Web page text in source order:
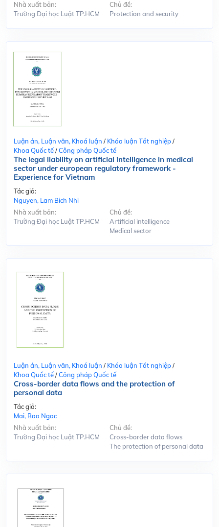
Nhà xuất bản:
Trường Đại học Luật TP.HCM
Chủ đề:
Protection and security
Luận án, Luận văn, Khoá luận / Khóa luận Tốt nghiệp/
Khoa Quốc tế/Công pháp Quốc tế
The legal liability on artificial intelligence in medical
sector under european regulatory framework -
Experience for Vietnam
Tác giả:
Nguyen, Lam Bich Nhi
Nhà xuất bản:
Trường Đại học Luật TP.HCM
Chủ đề:
Artificial intelligence
Medical sector
Luận án, Luận văn, Khoá luận / Khóa luận Tốt nghiệp/
Khoa Quốc tế/Công pháp Quốc tế
Cross-border data flows and the protection of
personal data
Tác giả:
Mai, Bao Ngoc
Nhà xuất bản:
Trường Đại học Luật TP.HCM
Chủ đề:
Cross-border data flows
The protection of personal data